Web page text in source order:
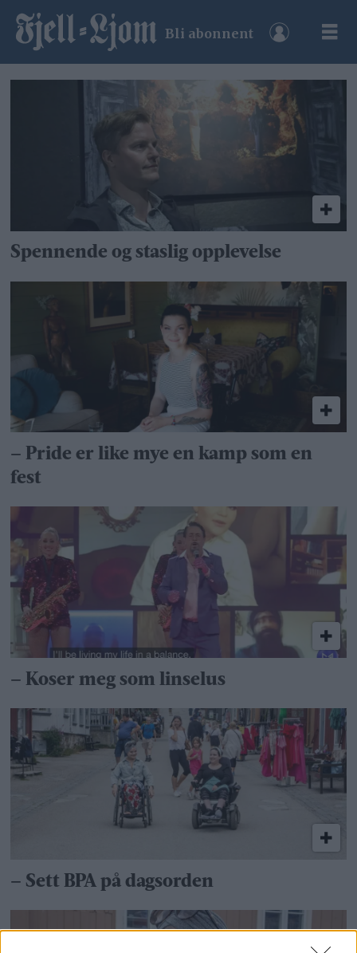
Bli abonnent
Tag:
almås
Spennende og staslig opplevelse
– Pride er like mye en kamp som en
fest
– Koser meg som linselus
– Sett BPA på dagsorden